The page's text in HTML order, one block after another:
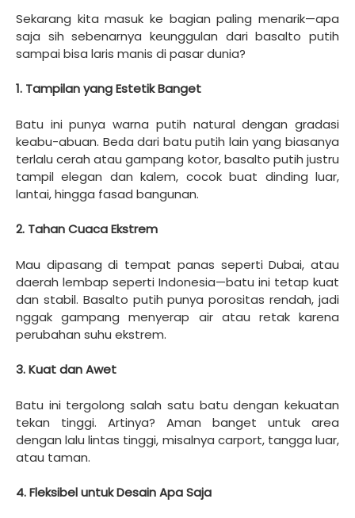
Sekarang kita masuk ke bagian paling menarik—apa
saja sih sebenarnya keunggulan dari basalto putih
sampai bisa laris manis di pasar dunia?
1. Tampilan yang Estetik Banget
Batu ini punya warna putih natural dengan gradasi
keabu-abuan. Beda dari batu putih lain yang biasanya
terlalu cerah atau gampang kotor, basalto putih justru
tampil elegan dan kalem, cocok buat dinding luar,
lantai, hingga fasad bangunan.
2. Tahan Cuaca Ekstrem
Mau dipasang di tempat panas seperti Dubai, atau
daerah lembap seperti Indonesia—batu ini tetap kuat
dan stabil. Basalto putih punya porositas rendah, jadi
nggak gampang menyerap air atau retak karena
perubahan suhu ekstrem.
3. Kuat dan Awet
Batu ini tergolong salah satu batu dengan kekuatan
tekan tinggi. Artinya? Aman banget untuk area
dengan lalu lintas tinggi, misalnya carport, tangga luar,
atau taman.
4. Fleksibel untuk Desain Apa Saja